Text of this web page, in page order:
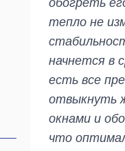
тепло не
начнется в
есть все
отвыкнуть
окнами и
что